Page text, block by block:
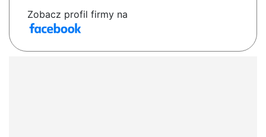
Zobacz profil firmy na